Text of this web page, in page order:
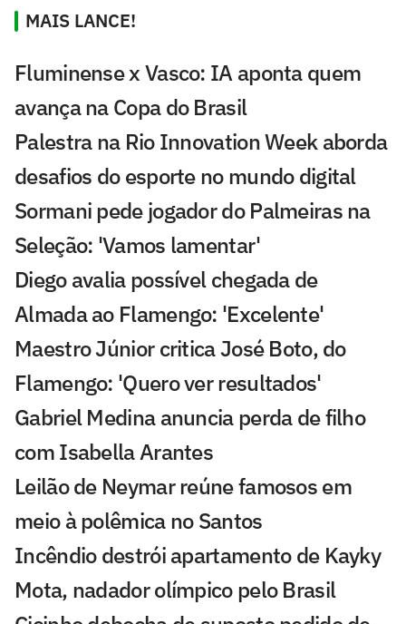
MAIS LANCE!
Fluminense x Vasco: IA aponta quem
avança na Copa do Brasil
Palestra na Rio Innovation Week aborda
desafios do esporte no mundo digital
Sormani pede jogador do Palmeiras na
Seleção: 'Vamos lamentar'
Diego avalia possível chegada de
Almada ao Flamengo: 'Excelente'
Maestro Júnior critica José Boto, do
Flamengo: 'Quero ver resultados'
Gabriel Medina anuncia perda de filho
com Isabella Arantes
Leilão de Neymar reúne famosos em
meio à polêmica no Santos
Incêndio destrói apartamento de Kayky
Mota, nadador olímpico pelo Brasil